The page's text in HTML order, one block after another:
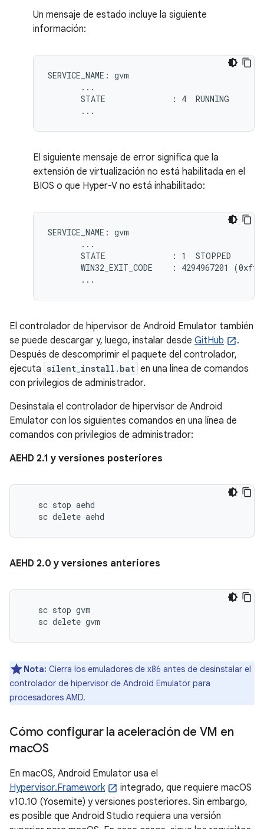
Un mensaje de estado incluye la siguiente
información:
SERVICE_NAME: gvm
       ...
       STATE              : 4  RUNNING
El siguiente mensaje de error significa que la
extensión de virtualización no está habilitada en el
BIOS o que Hyper-V no está inhabilitado:
SERVICE_NAME: gvm
       ...
       STATE              : 1  STOPPED
WIN32_EXIT_CODE    : 4294967201
El controlador de hipervisor de Android Emulator también
se puede descargar y, luego, instalar desde GitHub
.
Después de descomprimir el paquete del controlador,
ejecuta silent_install.bat en una línea de comandos
con privilegios de administrador.
Desinstala el controlador de hipervisor de Android
Emulator con los siguientes comandos en una línea de
comandos con privilegios de administrador:
AEHD 2.1 y versiones posteriores
   sc stop aehd
AEHD 2.0 y versiones anteriores
   sc stop gvm
Nota: Cierra los emuladores de x86 antes de desinstalar el
controlador de hipervisor de Android Emulator para
procesadores AMD.
Cómo configurar la aceleración de VM en
macOS
En macOS, Android Emulator usa el
Hypervisor.Framework
integrado, que requiere macOS
v10.10 (Yosemite) y versiones posteriores. Sin embargo,
es posible que Android Studio requiera una versión